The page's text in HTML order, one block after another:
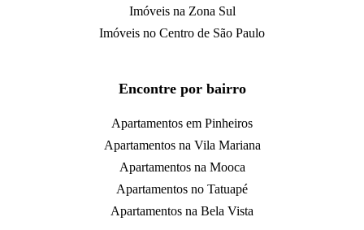
Imóveis na Zona Sul
Imóveis no Centro de São Paulo
Encontre por bairro
Apartamentos em Pinheiros
Apartamentos na Vila Mariana
Apartamentos na Mooca
Apartamentos no Tatuapé
Apartamentos na Bela Vista